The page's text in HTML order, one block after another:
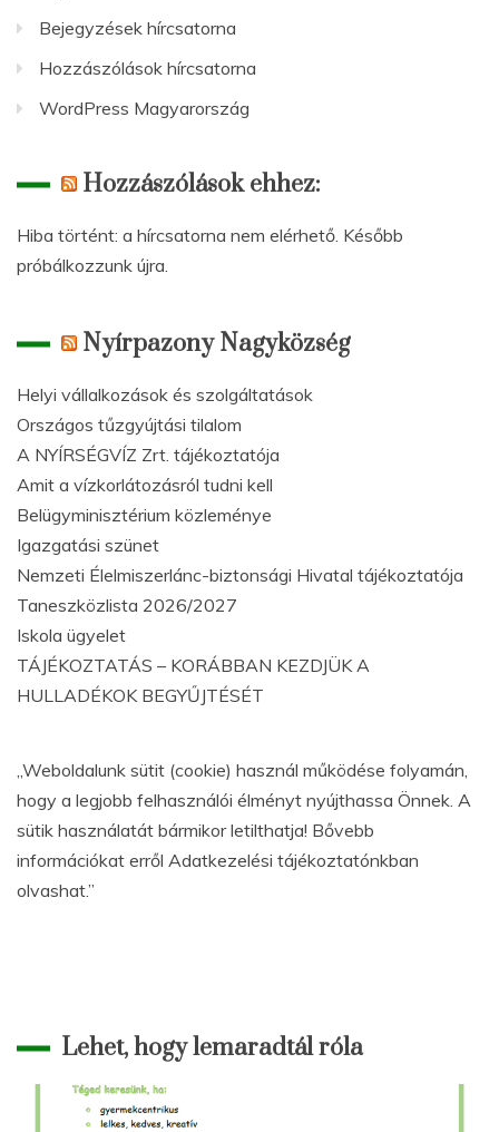
Bejegyzések hírcsatorna
Hozzászólások hírcsatorna
WordPress Magyarország
Hozzászólások ehhez:
Hiba történt: a hírcsatorna nem elérhető. Később
próbálkozzunk újra.
Nyírpazony Nagyközség
Helyi vállalkozások és szolgáltatások
Országos tűzgyújtási tilalom
A NYÍRSÉGVÍZ Zrt. tájékoztatója
Amit a vízkorlátozásról tudni kell
Belügyminisztérium közleménye
Igazgatási szünet
Nemzeti Élelmiszerlánc-biztonsági Hivatal tájékoztatója
Taneszközlista 2026/2027
Iskola ügyelet
TÁJÉKOZTATÁS – KORÁBBAN KEZDJÜK A
HULLADÉKOK BEGYŰJTÉSÉT
„Weboldalunk sütit (cookie) használ működése folyamán,
hogy a legjobb felhasználói élményt nyújthassa Önnek. A
sütik használatát bármikor letilthatja! Bővebb
információkat erről Adatkezelési tájékoztatónkban
olvashat.”
Lehet, hogy lemaradtál róla